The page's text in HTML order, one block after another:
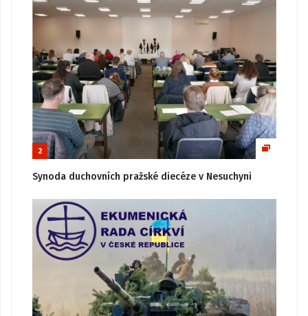
2
Synoda duchovních pražské diecéze v Nesuchyni